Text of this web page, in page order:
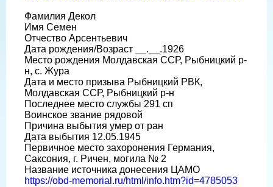
Фамилия Декол
Имя Семен
Отчество Арсентьевич
Дата рождения/Возраст __.__.1926
Место рождения Молдавская ССР, Рыбницкий р-
н, с. Жура
Дата и место призыва Рыбницкий РВК,
Молдавская ССР, Рыбницкий р-н
Последнее место службы 291 сп
Воинское звание рядовой
Причина выбытия умер от ран
Дата выбытия 12.05.1945
Первичное место захоронения Германия,
Саксония, г. Ричен, могила № 2
Название источника донесения ЦАМО
https://obd-memorial.ru/html/info.htm?id=4785053